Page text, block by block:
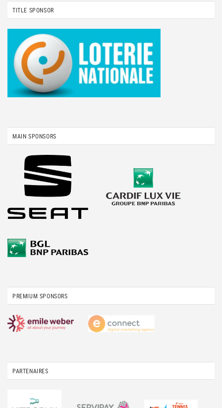
TITLE SPONSOR
MAIN SPONSORS
PREMIUM SPONSORS
PARTENAIRES